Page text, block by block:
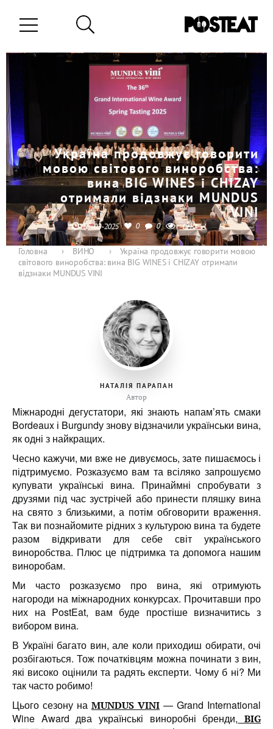
Україна продовжує говорити
мовою світового виноробства:
вина BIG WINES і CHIZAY
отримали відзнаки MUNDUS
VINI
05-03-2025 0 0 1910
Головна › ВИНО ›
Україна продовжує говорити мовою
світового виноробства: вина BIG WINES і CHIZAY отримали
відзнаки MUNDUS VINI
НАТАЛІЯ ПАРАПАН
Автор
Міжнародні дегустатори, які знають напам’ять смаки
Bordeaux і Burgundу знову відзначили українськи вина,
як одні з найкращих.
Чесно кажучи, ми вже не дивуємось, зате пишаємось і
підтримуємо. Розказуємо вам та всіляко запрошуємо
купувати українські вина. Принаймні спробувати з
друзями під час зустрічей або принести пляшку вина
на свято з близькими, а потім обговорити враження.
Так ви познайомите рідних з культурою вина та будете
разом відкривати для себе світ українського
виноробства. Плюс це підтримка та допомога нашим
виноробам.
Ми часто розказуємо про вина, які отримують
нагороди на міжнародних конкурсах. Прочитавши про
них на PostEat, вам буде простіше визначитись з
вибором вина.
В Україні багато вин, але коли приходиш обирати, очі
розбігаються.Тож початківцям можна починати з вин,
які високо оцінили та радять експерти. Чому б ні? Ми
так часто робимо!
Цього сезону на MUNDUS VINI — Grand International
Wine Award два українські виноробні бренди, BIG